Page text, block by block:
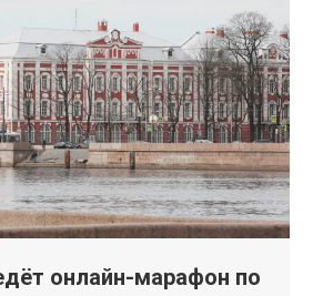
онлайн-марафон по